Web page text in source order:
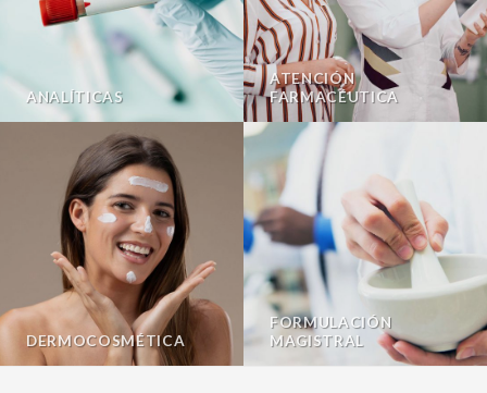
ANALÍTICAS
ATENCIÓN
FARMACÉUTICA
DERMOCOSMÉTICA
FORMULACIÓN
MAGISTRAL